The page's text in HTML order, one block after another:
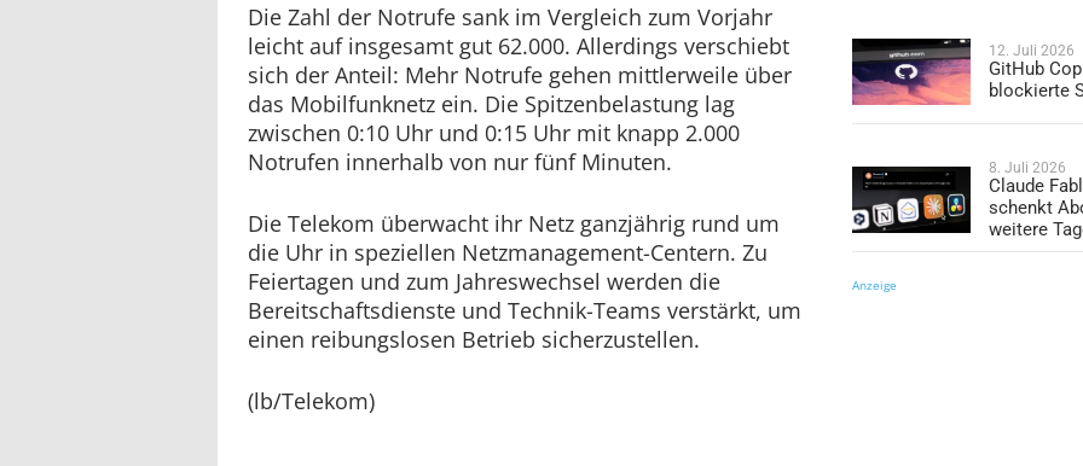
Die Zahl der Notrufe sank im Vergleich zum Vorjahr
leicht auf insgesamt gut 62.000. Allerdings verschiebt
sich der Anteil: Mehr Notrufe gehen mittlerweile über
das Mobilfunknetz ein. Die Spitzenbelastung lag
zwischen 0:10 Uhr und 0:15 Uhr mit knapp 2.000
Notrufen innerhalb von nur fünf Minuten.
Die Telekom überwacht ihr Netz ganzjährig rund um
die Uhr in speziellen Netzmanagement-Centern. Zu
Feiertagen und zum Jahreswechsel werden die
Bereitschaftsdienste und Technik-Teams verstärkt, um
einen reibungslosen Betrieb sicherzustellen.
(lb/Telekom)
12. Juli 2026
GitHub
blockierte
8. Juli 2026
Claude
schenkt
weitere
Anzeige